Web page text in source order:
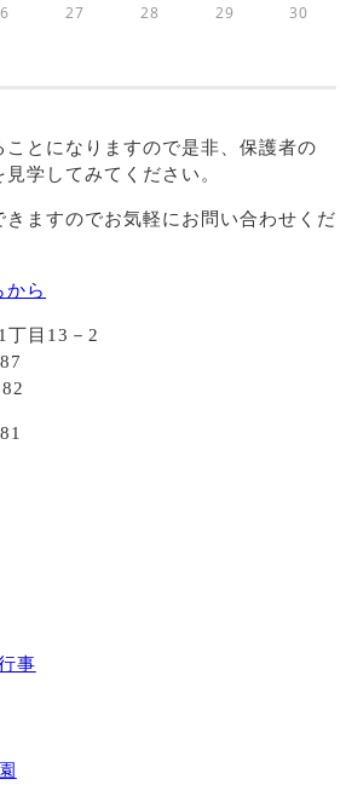
27 28 29 30
ことになりますので是非、保護者の
学してみてください。
きますのでお気軽にお問い合わせくだ
から
丁目13－2
事